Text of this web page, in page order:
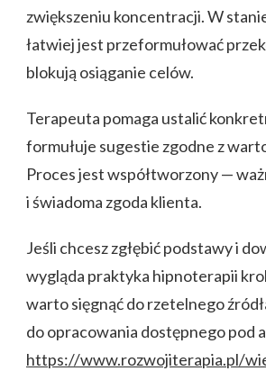
zwiększeniu koncentracji. W
łatwiej jest przeformułować
blokują osiąganie celów.
Terapeuta pomaga ustalić
formułuje sugestie zgodne z
Proces jest współtworzony —
i świadoma zgoda klienta.
Jeśli chcesz zgłębić podstawy i
wygląda praktyka hipnoterapii
warto sięgnąć do rzetelnego
do opracowania dostępnego pod
https://www.rozwojiterapia.pl/